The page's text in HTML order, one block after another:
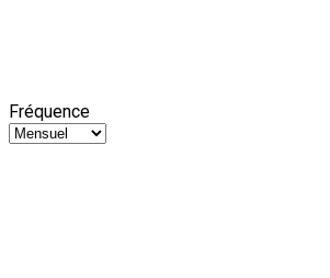
Fréquence